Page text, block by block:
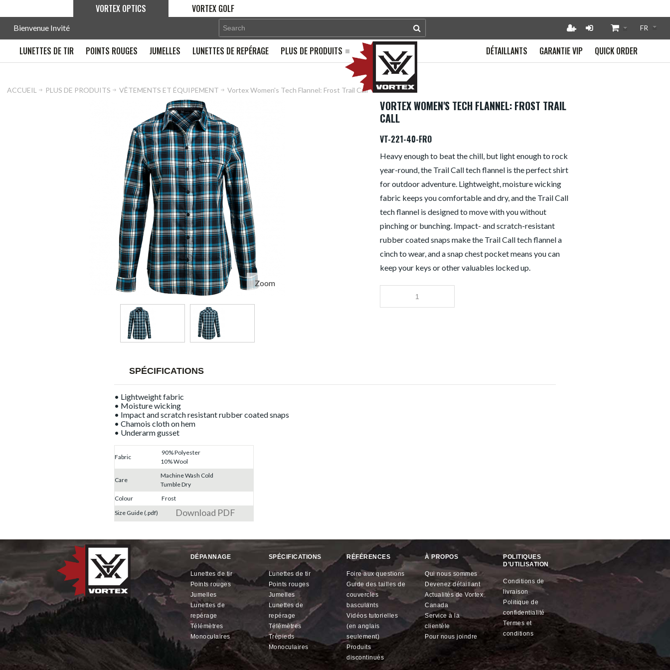
VORTEX OPTICS VORTEX GOLF
Bienvenue Invité
LUNETTES DE TIR POINTS ROUGES JUMELLES LUNETTES DE REPÉRAGE PLUS DE PRODUITS QUICK ORDER
GARANTIE VIP
DÉTAILLANTS
ACCUEIL PLUS DE PRODUITS VÊTEMENTS ET ÉQUIPEMENT Vortex Women's Tech Flannel: Frost Trail Call
Zoom
VORTEX WOMEN'S TECH FLANNEL: FROST TRAIL
CALL
VT-221-40-FRO
Heavy enough to beat the chill, but light enough to rock
year-round, the Trail Call tech flannel is the perfect shirt
for outdoor adventure. Lightweight, moisture wicking
fabric keeps you comfortable and dry, and the Trail Call
tech flannel is designed to move with you without
pinching or bunching. Impact- and scratch-resistant
rubber coated snaps make the Trail Call tech flannel a
cinch to wear, and a snap chest pocket means you can
keep your keys or other valuables locked up.
SPÉCIFICATIONS
• Lightweight fabric
• Moisture wicking
• Impact and scratch resistant rubber coated snaps
• Chamois cloth on hem
• Underarm gusset
Fabric
90% Polyester
10% Wool
Care
Machine Wash Cold
Tumble Dry
Colour
Frost
Size Guide (.pdf)
Download PDF
DÉPANNAGE
lunettes de tir
points rouges
jumelles
lunettes de
repérage
télémètres
monoculaires
SPÉCIFICATIONS
lunettes de tir
points rouges
jumelles
lunettes de
repérage
télémètres
trépieds
monoculaires
RÉFÉRENCES
foire aux questions
guide des tailles de
couvercles
basculants
vidéos tutorielles
(en anglais
seulement)
produits
discontinués
À PROPOS
qui nous sommes
devenez détaillant
actualités deVortex
Canada
service à la
clientèle
pour nous joindre
POLITIQUES
D’UTILISATION
conditions de
livraison
politique de
confidentialité
termes et
conditions